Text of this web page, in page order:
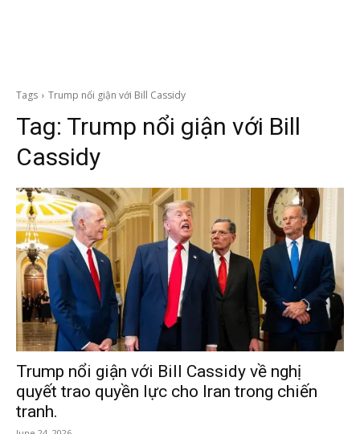
Tags Trump nổi giận với Bill Cassidy
Tag: Trump nổi giận với Bill
Cassidy
Trump nổi giận với Bill Cassidy về nghị
quyết trao quyền lực cho Iran trong chiến
tranh.